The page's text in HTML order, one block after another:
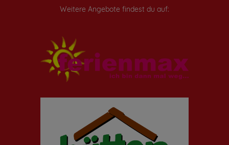
Weitere Angebote findest du auf: